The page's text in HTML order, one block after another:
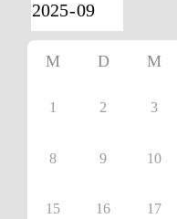
M D M
1 2 3
8 9 10
15 16 17